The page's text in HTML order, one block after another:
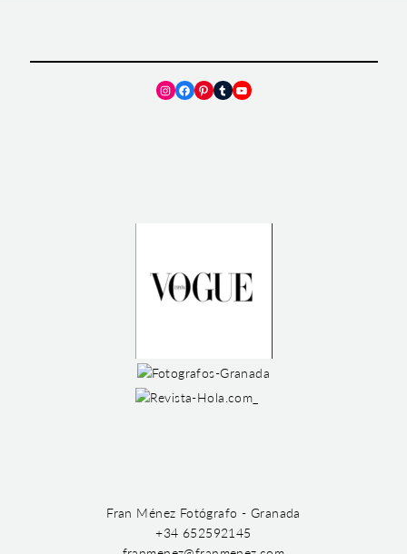
Instagram
Facebook
Pinterest
TumblrYouTube
Fran Ménez Fotógrafo - Granada
+34 652592145